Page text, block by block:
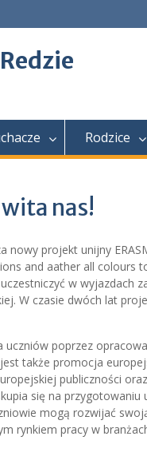
Rodzice
nas!
projekt unijny
and aather all colours
w wyjazdach
W czasie dwóch lat
poprzez
także promocja
publiczności
się na
mogą rozwijać
rynkiem pracy w